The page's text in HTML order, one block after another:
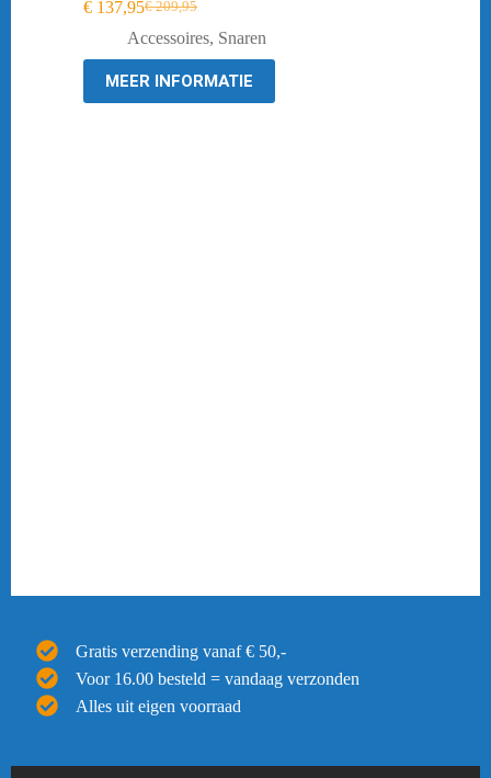
€209,95
Oorspronkelijke
prijs
€ 209,95.
€ 137,95Huidige
prijs
€ 137,95.
Accessoires, Snaren
MEER INFORMATIE
Gratis verzending vanaf € 50,-
Voor 16.00 besteld = vandaag verzonden
Alles uit eigen voorraad